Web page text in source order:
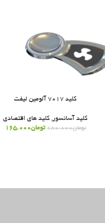
کلید 7017 آلومین لیفت
کلید آسانسور, کلید های اقتصادی
تومان180.000 تومان165.000